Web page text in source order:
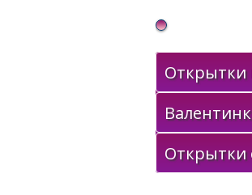
Gif Открытки в
Открытки
Открытки